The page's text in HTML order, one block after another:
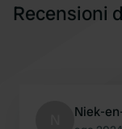
Recensioni
Niek-